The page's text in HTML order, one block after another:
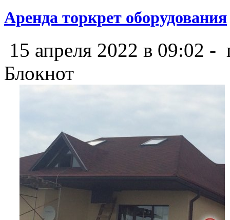
Аренда торкрет оборудования
15 апреля 2022 в 09:02 -
Блокнот